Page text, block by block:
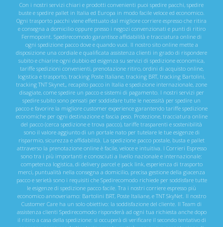
Con i nostri servizi chiari e prodotti convenienti puoi spedire pacchi, spedire
buste e spedire pallet in Italia ed Europa in modo facile veloce ed economico.
Ogni trasporto pacchi viene effettuato dal migliore corriere espresso che ritira
e consegna a domicilio oppure presso i negozi convenzionati e punti di ritiro
Fermopoint. Spedirecomodo garantisce affidabilità e tracciatura online di
ogni spedizione pacco dove e quando vuoi. Il nostro sito online mette a
disposizione una cordiale e qualificata assistenza clienti in grado di rispondere
subito e chiarire ogni dubbio ed esigenza su servizi di spedizione economica,
tariffe spedizioni convenienti, prenotazione ritiro, ordini di acquisto online,
logistica e trasporto, tracking Poste Italiane, tracking BRT, tracking Bartolini,
tracking TNT Skynet,, recapito pacco in Italia e spedizione internazionale, zone
disagiate, come spedire un pacco e sistemi di pagamento. I nostri servizi per
spedire subito sono pensati per soddisfare tutte le necessità per spedire un
pacco e favorire la migliore customer experience garantendo tariffe spedizione
economiche per ogni destinazione e fascia peso. Protezione, tracciatura online
del pacco (cerca spedizione e trova pacco), tariffe trasparenti e sostenibilità
sono il valore aggiunto di un portale nato per tutelare le tue esigenze di
risparmio, sicurezza e affidabilità. La spedizione pacco postale, busta e pallet
attraverso la prenotazione online è facile, veloce e intuitiva. I Corrieri Espresso
sono tra i più importanti e conosciuti a livello nazionale e internazionale:
competenza logistica, di delivery parcel e pack link, esperienza di trasporto
merci, puntualità nella consegna a domicilio, precisa gestione della giacenza
pacco e serietà sono i requisiti che Spedirecomodo richiede per soddisfare tutte
le esigenze di spedizione pacco facile. Tra i nostri corriere espresso più
economico annoveriamo: Bartolini BRT, Poste Italiane, e TNT SkyNet. Il nostro
Customer Care ha un solo obiettivo: la soddisfazione del cliente. Il Team di
assistenza clienti Spedirecomodo risponderà ad ogni tua richiesta anche dopo
il ritiro a casa della spedizione: si occuperà di verificare il secondo tentativo di